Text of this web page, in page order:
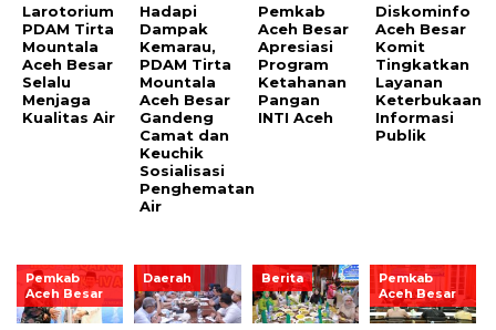
Larotorium
PDAM Tirta
Mountala
Aceh Besar
Selalu
Menjaga
Kualitas Air
Hadapi
Dampak
Kemarau,
PDAM Tirta
Mountala
Aceh Besar
Gandeng
Camat dan
Keuchik
Sosialisasi
Penghematan
Air
Pemkab
Aceh Besar
Apresiasi
Program
Ketahanan
Pangan
INTI Aceh
Diskominfo
Aceh Besar
Komit
Tingkatkan
Layanan
Keterbukaan
Informasi
Publik
Pemkab
Aceh Besar
Daerah Berita
Pemkab
Aceh Besar